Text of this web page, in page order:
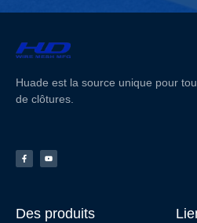
Huade est la source unique pour
de clôtures.
Des produits